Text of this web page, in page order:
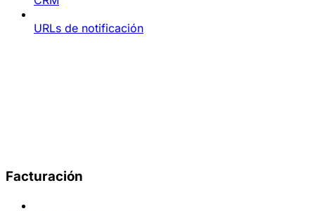
URLs de notificación
Facturación